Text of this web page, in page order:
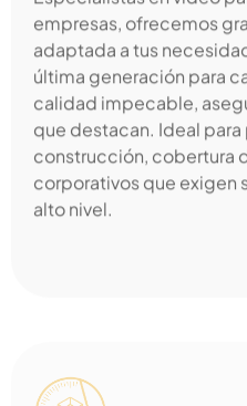
empresas, ofrecemos
adaptada a tus
última generación para
calidad impecable,
que destacan. Ideal
construcción, cobertura
corporativos que exigen
alto nivel.